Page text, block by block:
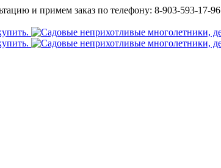
и примем заказ по телефону: 8-903-593-17-96